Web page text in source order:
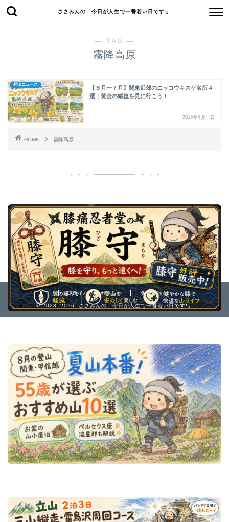
ささみんの「今日が人生で一番若い日です!」
― TAG ―
霧降高原
登山ニュース
【６月〜７月】関東近郊のニッコウキスゲ名所４
選｜黄金の絨毯を見に行こう！
2026年6月11日
HOME 霧降高原
プライバシーポリシー 免責事項
2023–2026 ささみんの「今日が人生で一番若い日です!」